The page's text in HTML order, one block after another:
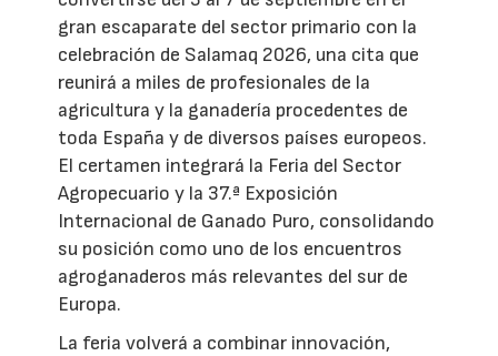
gran escaparate del sector primario con la
celebración de Salamaq 2026, una cita que
reunirá a miles de profesionales de la
agricultura y la ganadería procedentes de
toda España y de diversos países europeos.
El certamen integrará la Feria del Sector
Agropecuario y la 37.ª Exposición
Internacional de Ganado Puro, consolidando
su posición como uno de los encuentros
agroganaderos más relevantes del sur de
Europa.
La feria volverá a combinar innovación,